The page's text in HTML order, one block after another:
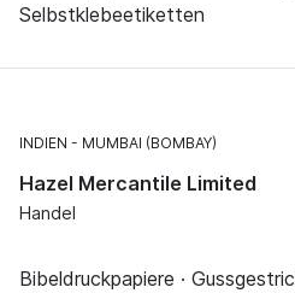
Selbstklebeetiketten
INDIEN MUMBAI (BOMBAY)
Hazel Mercantile Limited
Handel
Bibeldruckpapiere ·